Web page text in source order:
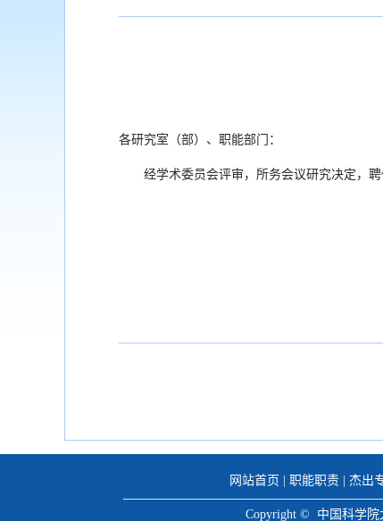
各研究室（部）、职能部门：
经学术委员会评审，所务会议研究决定，
网站首页 职能职责| 杰出
Copyright © 中国科学